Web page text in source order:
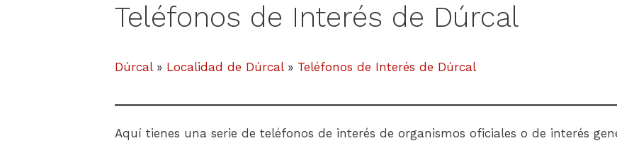
Teléfonos de Interés de Dúrcal
Dúrcal» Localidad de Dúrcal» Teléfonos de Interés de Dúrcal
Aquí tienes una serie de teléfonos de interés de organismos oficiales o de interés